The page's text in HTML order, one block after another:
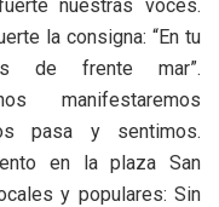
nuestras voces.
la consigna: “En tu
de frente mar”.
manifestaremos
pasa y sentimos.
en la plaza San
y populares: Sin